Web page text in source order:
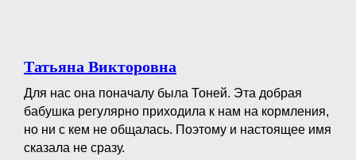
Татьяна Викторовна
Для нас она поначалу была Тоней. Эта добрая
бабушка регулярно приходила к нам на кормления,
но ни с кем не общалась. Поэтому и настоящее имя
сказала не сразу.